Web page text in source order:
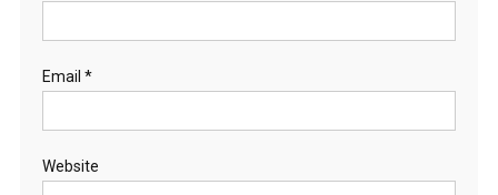
Email *
Website